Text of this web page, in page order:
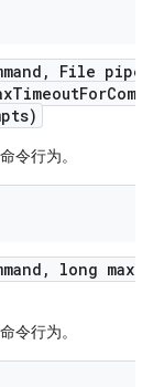
, File pipe
TimeoutFor
令行为。
, long max
令行为。